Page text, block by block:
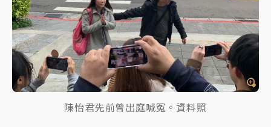
陳怡君先前曾出庭喊冤。資料照